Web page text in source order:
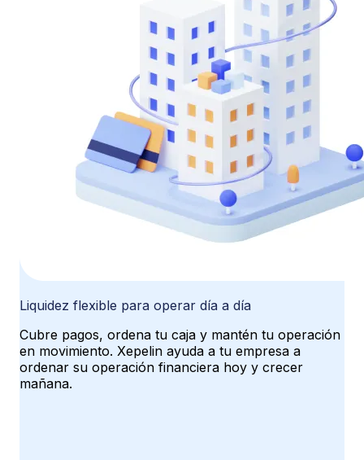
Liquidez flexible para operar día a día
Cubre pagos, ordena tu caja y mantén tu operación
en movimiento. Xepelin ayuda a tu empresa a
ordenar su operación financiera hoy y crecer
mañana.